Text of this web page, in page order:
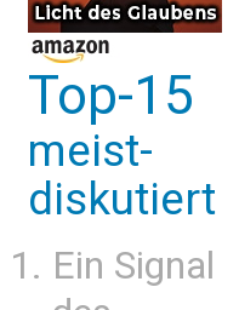
Top-15
meist-
diskutiert
Ein Signal